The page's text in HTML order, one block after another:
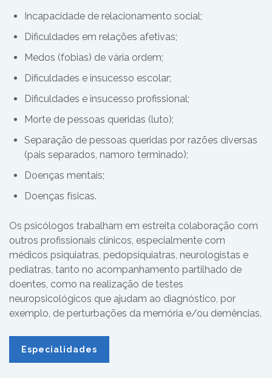
Incapacidade de relacionamento social;
Dificuldades em relações afetivas;
Medos (fobias) de vária ordem;
Dificuldades e insucesso escolar;
Dificuldades e insucesso profissional;
Morte de pessoas queridas (luto);
Separação de pessoas queridas por razões diversas
(pais separados, namoro terminado);
Doenças mentais;
Doenças físicas.
Os psicólogos trabalham em estreita colaboração com
outros profissionais clínicos, especialmente com
médicos psiquiatras, pedopsiquiatras, neurologistas e
pediatras, tanto no acompanhamento partilhado de
doentes, como na realização de testes
neuropsicológicos que ajudam ao diagnóstico, por
exemplo, de perturbações da memória e/ou demências.
Especialidades